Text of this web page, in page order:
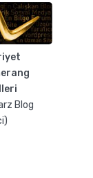
Blog